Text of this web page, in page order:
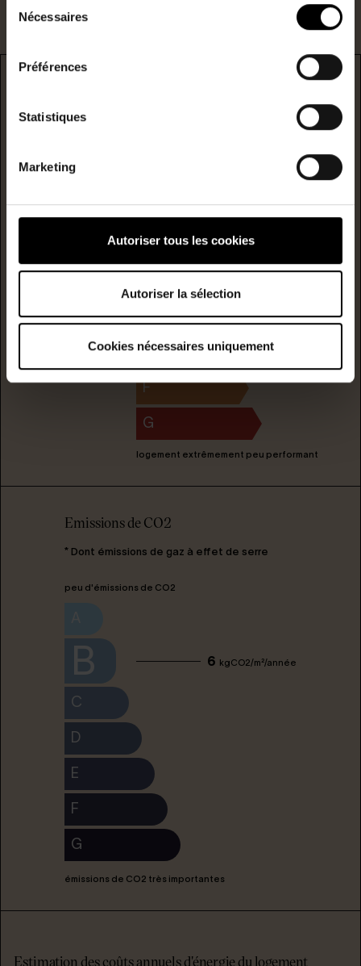
Nécessaires
Préférences
Statistiques
Marketing
Autoriser tous les cookies
Autoriser la sélection
Cookies nécessaires uniquement
* F/G : passoire énergetique
B
171
émission
6 C
D
E
F
G
logement extrêmement peu performant
Emissions de CO2
* Dont émissions de gaz à effet de serre
peu d'émissions de CO2
B 6 kgCO2/m²/année
C
D
E
F
G
émissions de CO2 très importantes
Estimation des coûts annuels d'énergie du logement